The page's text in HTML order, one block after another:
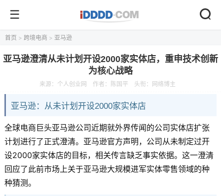
首页 > 跨境电商 > 亚马逊
亚马逊澄清从未计划开设2000家实体店，重申技术创新
为核心战略
来源： 个人创业网 作者：陈国平 头衔：网络博主
亚马逊：从未计划开设2000家实体店
全球电商巨头亚马逊公司近期就外界传闻的公司实体店扩张
计划进行了正式澄清。亚马逊官方声明，公司从未制定过开
设2000家实体店的目标，相关传言缺乏事实依据。这一澄清
回应了此前市场上关于亚马逊大规模进军实体零售领域的种
种猜测。